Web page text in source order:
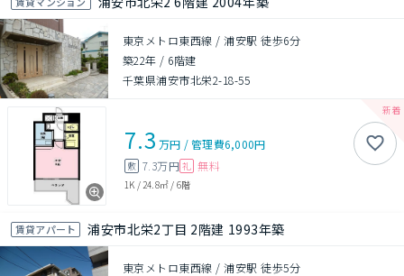
東京メトロ東西線 / 浦安駅 徒歩6分
築22年 / 6階建
千葉県浦安市北栄2-18-55
7.3 万円 /管理費6,000円
敷 7.3万円 礼 無料
1K / 24.8㎡ / 6階
賃貸アパート 浦安市北栄2丁目 2階建 1993年築
東京メトロ東西線 / 浦安駅 徒歩5分